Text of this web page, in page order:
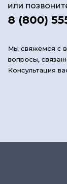
или
8 (800)
Мы свяжемся с
вопросы,
Консультация